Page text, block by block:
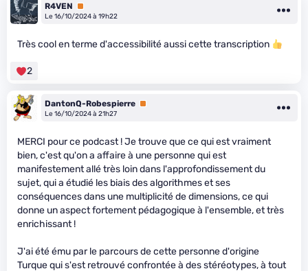
R4VEN
Premium
Le 16/10/2024 à 19h22
Très cool en terme d'accessibilité aussi cette transcription
2
DantonQ-Robespierre Premium
Le 16/10/2024 à 21h27
MERCI pour ce podcast ! Je trouve que ce qui est vraiment
bien, c'est qu'on a affaire à une personne qui est
manifestement allé très loin dans l'approfondissement du
sujet, qui a étudié les biais des algorithmes et ses
conséquences dans une multiplicité de dimensions, ce qui
donne un aspect fortement pédagogique à l'ensemble, et très
enrichissant !
J'ai été ému par le parcours de cette personne d'origine
Turque qui s'est retrouvé confrontée à des stéréotypes, à tout